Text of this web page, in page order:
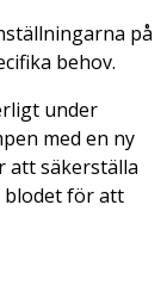
på
behov.
under
med en ny
att säkerställa
blodet för att